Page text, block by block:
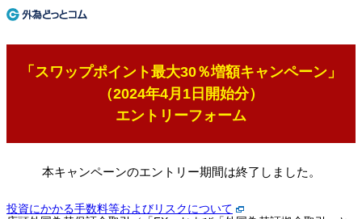
「スワップポイント最大30％増額キャンペーン」
（2024年4月1日開始分）
エントリーフォーム
本キャンペーンのエントリー期間は終了しました。
投資にかかる手数料等およびリスクについて